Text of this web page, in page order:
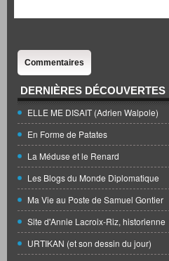
Commentaires
DERNIÈRES DÉCOUVERTES
ELLE ME DISAIT (Adrien Walpole)
En Forme de Patates
La Méduse et le Renard
Les Blogs du Monde Diplomatique
Ma Vie au Poste de Samuel Gontier
Site d'Annie Lacroix-Riz, historienne
URTIKAN (et son dessin du jour)